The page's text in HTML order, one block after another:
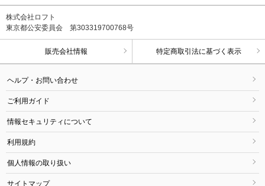
株式会社ロフト
東京都公安委員会 第303319700768号
販売会社情報 特定商取引法に基づく表示
ヘルプ・お問い合わせ
ご利用ガイド
情報セキュリティについて
利用規約
個人情報の取り扱い
サイトマップ